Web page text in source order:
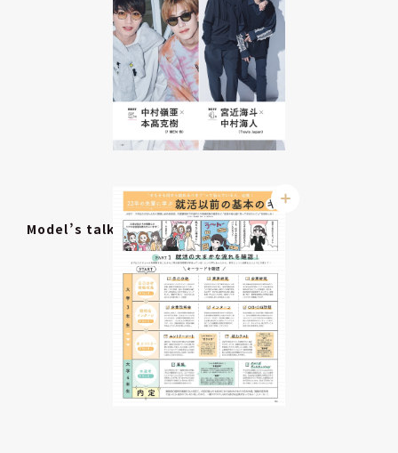
Model’s talk『地元のアピールポイント』